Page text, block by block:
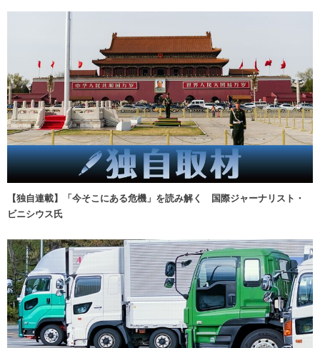
【独自連載】「今そこにある危機」を読み解く 国際ジャーナリスト・
ビニシウス氏